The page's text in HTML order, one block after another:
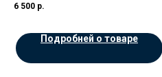
6 500 р.
Подробней о товаре